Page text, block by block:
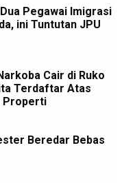
Pegawai Imigrasi
ini Tuntutan JPU
Cair di Ruko
Terdaftar Atas
Properti
Beredar Bebas